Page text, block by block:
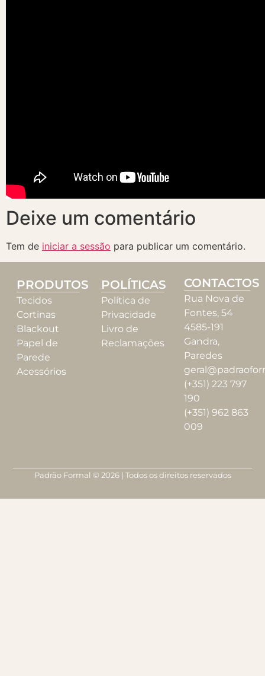
Deixe um comentário
Tem de iniciar a sessão para publicar um comentário.
PRODUTOS
Tecidos
Cortinas
Blackout
Papel de
Parede
Acessórios
POLÍTICAS
Política de
Privacidade
Livro de
Reclamações
CONTACTOS
Rua Nova de
Fontes, 54
4585-191
Gandra,
Paredes
(+351) 223 797
190
(+351) 962 863
009
Padrão Formal © 2026 | Todos os direitos reservados